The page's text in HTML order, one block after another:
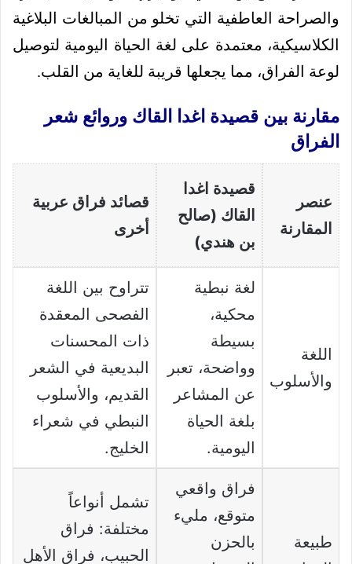
والصراحة العاطفية التي تخلو من المبالغات البلاغية
الكلاسيكية، معتمدة على لغة الحياة اليومية لتوصيل
لوعة الفراق، مما يجعلها قريبة للغاية من القلب.
مقارنة بين قصيدة اغدا القاك وروائع شعر
الفراق
عنصر
المقارنة
قصيدة اغدا
القاك (صالح
بن هندي)
قصائد فراق عربية
أخرى
اللغة
والأسلوب
لغة نبطية
محكية،
بسيطة
وواضحة، تعبر
عن المشاعر
بلغة الحياة
اليومية.
تتراوح بين اللغة
الفصحى المعقدة
ذات المحسنات
البديعية في الشعر
القديم، والأسلوب
النبطي في شعراء
الخليج.
طبيعة
فراق واقعي
متوقع، مليء
بالحزن
تشمل أنواعاً
مختلفة: فراق
الحبيب، فراق الأهل